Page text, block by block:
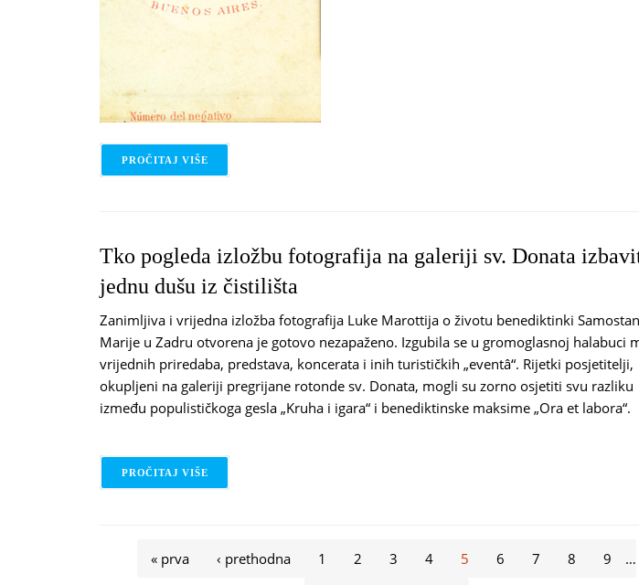
PROČITAJ VIŠE
Tko pogleda izložbu fotografija na galeriji sv. Donata
jednu dušu iz čistilišta ​
Zanimljiva i vrijedna izložba fotografija Luke Marottija o životu benediktinki
Marije u Zadru otvorena je gotovo nezapaženo. Izgubila se u gromoglasnoj halabuci
vrijednih priredaba, predstava, koncerata i inih turističkih „eventâ“. Rijetki posjetitelji,
okupljeni na galeriji pregrijane rotonde sv. Donata, mogli su zorno osjetiti svu razliku
između populističkoga gesla „Kruha i igara“ i benediktinske maksime „Ora et labora“.
PROČITAJ VIŠE
Stranice
« prva ‹ prethodna 1 2 3 4 5 6 7 8 9 …